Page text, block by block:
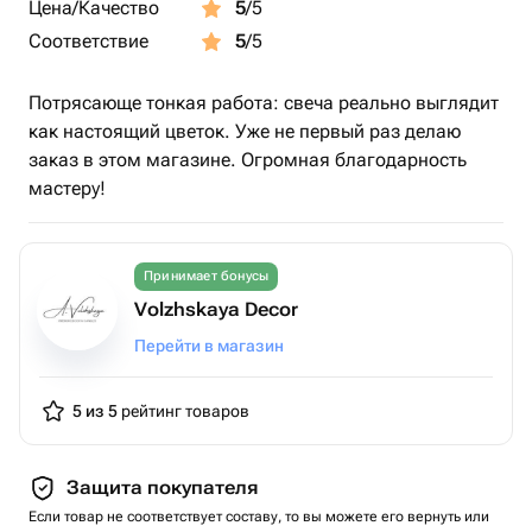
Не оставлять горящую свечу без присмотра.
небольшие отличия в форме лепестков и оттенке. Это
естественная особенность ручной работы, которая
делает каждое изделие уникальным.
Цена/Качество
5/5
Соответствие
5/5
Потрясающе тонкая работа: свеча реально выглядит
как настоящий цветок. Уже не первый раз делаю
заказ в этом магазине. Огромная благодарность
мастеру!
Принимает бонусы
Volzhskaya Decor
Перейти в магазин
5 из 5 рейтинг товаров
Защита покупателя
Если товар не соответствует составу, то вы можете его вернуть или